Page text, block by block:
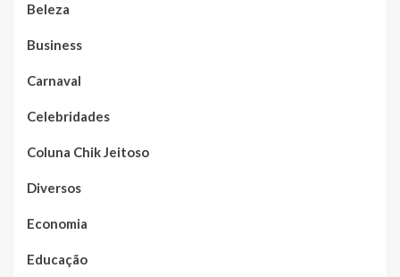
Beleza
Business
Carnaval
Celebridades
Coluna Chik Jeitoso
Diversos
Economia
Educação